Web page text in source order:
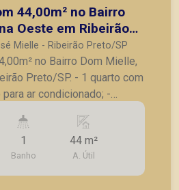
44,00m² no Bairro
Oeste em Ribeirão
Mielle - Ribeirão Preto/SP
no Bairro Dom Mielle,
SP. - 1 quarto com
ar condicionado; -
em vidro e gabinete; -
gabinete de pia; - Área de
- Não vaga de tem
e segurança, em
1
Banho
44 m²
A. Útil